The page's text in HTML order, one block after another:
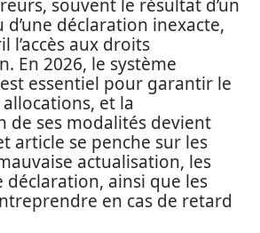
souvent le résultat d’un
déclaration inexacte,
l’accès aux droits
En 2026, le système
essentiel pour garantir le
et la
de ses modalités devient
article se penche sur les
actualisation, les
déclaration, ainsi que les
en cas de retard